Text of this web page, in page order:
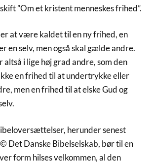
”Om et kristent menneskes frihed”.
at være kaldet til en ny frihed, en
en selv, men også skal gælde andre.
i lige høj grad andre, som den
en frihed til at undertrykke eller
men en frihed til at elske Gud og
herunder senest
Det Danske Bibelselskab, bør til en
form hilses velkommen, al den